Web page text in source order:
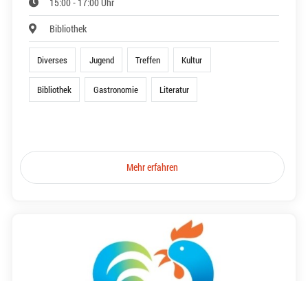
Bibliothek
Diverses Jugend Treffen Kultur
Bibliothek Gastronomie Literatur
Mehr erfahren